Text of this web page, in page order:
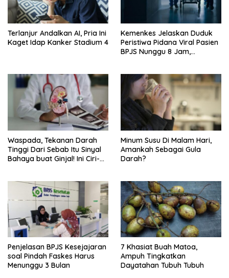
Terlanjur Andalkan AI, Pria Ini
Kaget Idap Kanker Stadium 4
Kemenkes Jelaskan Duduk
Peristiwa Pidana Viral Pasien
BPJS Nunggu 8 Jam,
Waspada, Tekanan Darah
Tinggi Dari Sebab Itu Sinyal
Bahaya buat Ginjal! Ini Ciri-
Minum Susu Di Malam Hari,
Amankah Sebagai Gula
Darah?
Penjelasan BPJS Kesejajaran
soal Pindah Faskes Harus
Menunggu 3 Bulan
7 Khasiat Buah Matoa,
Ampuh Tingkatkan
Dayatahan Tubuh Tubuh